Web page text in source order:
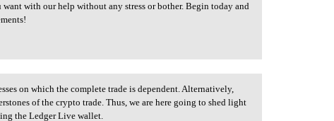
with our help without any stress or bother. Begin today and
on which the complete trade is dependent. Alternatively,
of the crypto trade. Thus, we are here going to shed light
the Ledger Live wallet.